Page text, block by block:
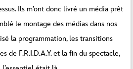
Ils m’ont donc livré un média prêt
le montage des médias dans nos
la programmation, les transitions
de F.R.I.D.A.Y. et la fin du spectacle,